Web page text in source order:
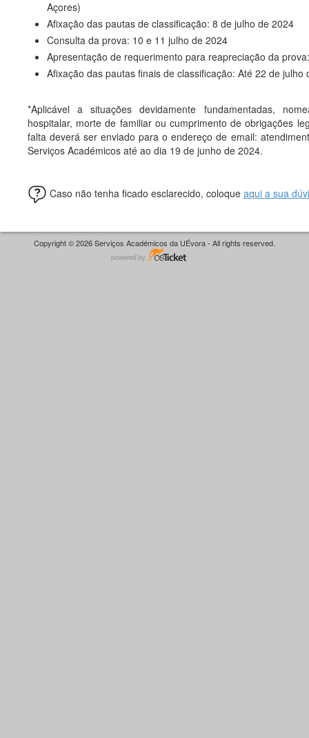
Açores)
Afixação das pautas de classificação: 8 de julho de 2024
Consulta da prova: 10 e 11 julho de 2024
Apresentação de requerimento para reapreciação da
Afixação das pautas finais de classificação: Até 22 de julho
*Aplicável a situações devidamente fundamentadas,
hospitalar, morte de familiar ou cumprimento de obrigações
falta deverá ser enviado para o endereço de email:
Serviços Académicos até ao dia 19 de junho de 2024.
Caso não tenha ficado esclarecido, coloque aqui a sua
Copyright © 2026 Serviços Académicos da UÉvora - All rights reserved.